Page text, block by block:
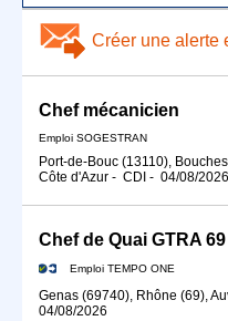
Créer une alerte
Chef mécanicien
Emploi SOGESTRAN
Port-de-Bouc (13110),
Côte d'Azur - CDI - 04/08/2026
Chef de Quai GTRA 69
Emploi TEMPO ONE
Genas (69740), Rhône (69),
04/08/2026